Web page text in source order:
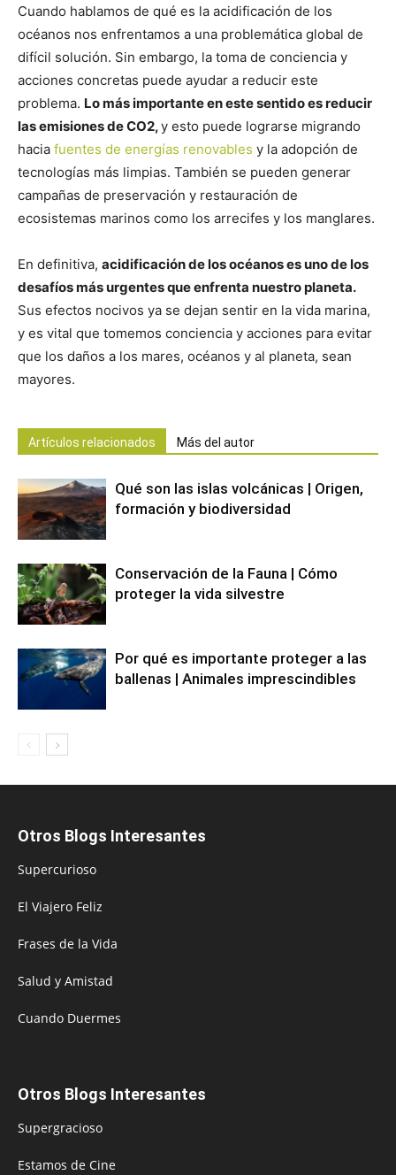
Cuando hablamos de qué es la acidificación de los
océanos nos enfrentamos a una problemática global de
difícil solución. Sin embargo, la toma de conciencia y
acciones concretas puede ayudar a reducir este
problema. Lo más importante en este sentido es reducir
las emisiones de CO2,y esto puede lograrse migrando
hacia fuentes de energías renovables y la adopción de
tecnologías más limpias. También se pueden generar
campañas de preservación y restauración de
ecosistemas marinos como los arrecifes y los manglares.
En definitiva, acidificación de los océanos es uno de los
desafíos más urgentes que enfrenta nuestro planeta.
Sus efectos nocivos ya se dejan sentir en la vida marina,
y es vital que tomemos conciencia y acciones para evitar
que los daños a los mares, océanos y al planeta, sean
mayores.
Artículos relacionados Más del autor
Qué son las islas volcánicas | Origen,
formación y biodiversidad
Conservación de la Fauna | Cómo
proteger la vida silvestre
Por qué es importante proteger a las
ballenas | Animales imprescindibles
Otros Blogs Interesantes
Supercurioso
El Viajero Feliz
Frases de la Vida
Salud y Amistad
Cuando Duermes
Otros Blogs Interesantes
Supergracioso
Estamos de Cine